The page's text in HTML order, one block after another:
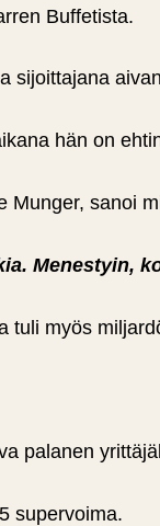
Buffetista.
sijoittajana
hän on
Munger, sanoi
Menestyin,
tuli myös
palanen
supervoima.